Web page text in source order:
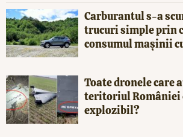
Carburantul s-a
trucuri simple prin
consumul mașinii
Toate dronele care
teritoriul României
explozibil?